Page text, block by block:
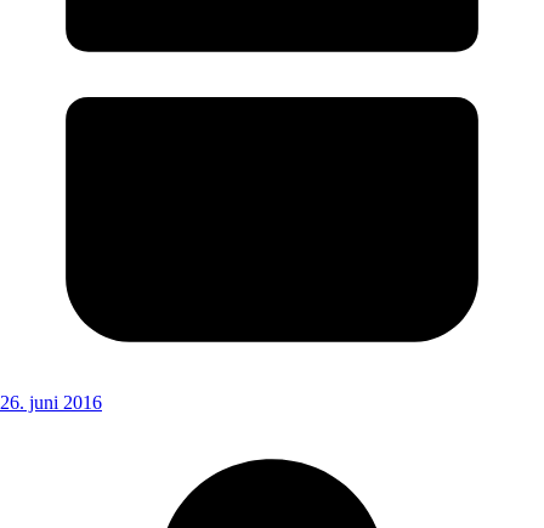
26. juni 2016